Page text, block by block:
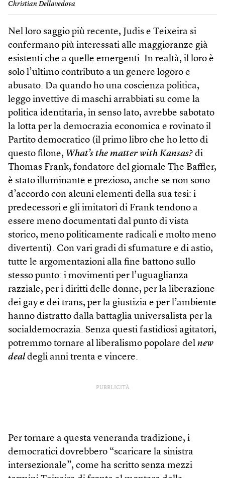
Christian Dellavedova
Nel loro saggio più recente, Judis e Teixeira si
confermano più interessati alle maggioranze già
esistenti che a quelle emergenti. In realtà, il loro è
solo l’ultimo contributo a un genere logoro e
abusato. Da quando ho una coscienza politica,
leggo invettive di maschi arrabbiati su come la
politica identitaria, in senso lato, avrebbe sabotato
la lotta per la democrazia economica e rovinato il
Partito democratico (il primo libro che ho letto di
questo filone, What’s the matter with Kansas? di
Thomas Frank, fondatore del giornale The Baffler,
è stato illuminante e prezioso, anche se non sono
d’accordo con alcuni elementi della sua tesi: i
predecessori e gli imitatori di Frank tendono a
essere meno documentati dal punto di vista
storico, meno politicamente radicali e molto meno
divertenti). Con vari gradi di sfumature e di astio,
tutte le argomentazioni alla fine battono sullo
stesso punto: i movimenti per l’uguaglianza
razziale, per i diritti delle donne, per la liberazione
dei gay e dei trans, per la giustizia e per l’ambiente
hanno distratto dalla battaglia universalista per la
socialdemocrazia. Senza questi fastidiosi agitatori,
potremmo tornare al liberalismo popolare del new
deal degli anni trenta e vincere.
PUBBLICITÀ
Per tornare a questa veneranda tradizione, i
democratici dovrebbero “scaricare la sinistra
intersezionale”, come ha scritto senza mezzi